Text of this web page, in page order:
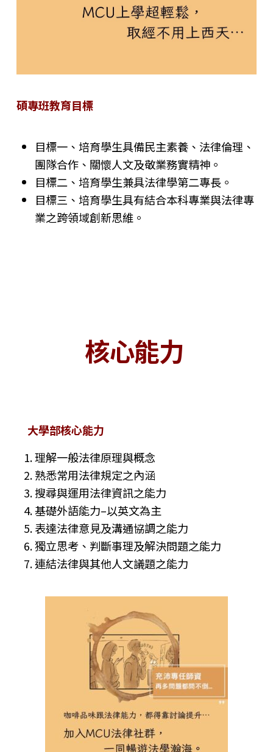
碩專班教育目標
目標一、培育學生具備民主素養、法律倫理、
團隊合作、關懷人文及敬業務實精神。
目標二、培育學生兼具法律學第二專長。
目標三、培育學生具有結合本科專業與法律專
業之跨領域創新思維。
核心能力
大學部核心能力
理解一般法律原理與概念
熟悉常用法律規定之內涵
搜尋與運用法律資訊之能力
基礎外語能力–以英文為主
表達法律意見及溝通協調之能力
獨立思考、判斷事理及解決問題之能力
連結法律與其他人文議題之能力